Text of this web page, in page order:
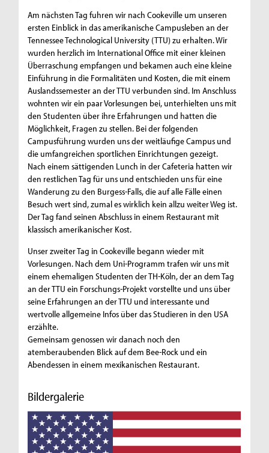
Am nächsten Tag fuhren wir nach Cookeville um unseren
ersten Einblick in das amerikanische Campusleben an der
Tennessee Technological University (TTU) zu erhalten. Wir
wurden herzlich im International Office mit einer kleinen
Überraschung empfangen und bekamen auch eine kleine
Einführung in die Formalitäten und Kosten, die mit einem
Auslandssemester an der TTU verbunden sind. Im Anschluss
wohnten wir ein paar Vorlesungen bei, unterhielten uns mit
den Studenten über ihre Erfahrungen und hatten die
Möglichkeit, Fragen zu stellen. Bei der folgenden
Campusführung wurden uns der weitläufige Campus und
die umfangreichen sportlichen Einrichtungen gezeigt.
Nach einem sättigenden Lunch in der Cafeteria hatten wir
den restlichen Tag für uns und entschieden uns für eine
Wanderung zu den Burgess-Falls, die auf alle Fälle einen
Besuch wert sind, zumal es wirklich kein allzu weiter Weg ist.
Der Tag fand seinen Abschluss in einem Restaurant mit
klassisch amerikanischer Kost.
Unser zweiter Tag in Cookeville begann wieder mit
Vorlesungen. Nach dem Uni-Programm trafen wir uns mit
einem ehemaligen Studenten der TH-Köln, der an dem Tag
an der TTU ein Forschungs-Projekt vorstellte und uns über
seine Erfahrungen an der TTU und interessante und
wertvolle allgemeine Infos über das Studieren in den USA
erzählte.
Gemeinsam genossen wir danach noch den
atemberaubenden Blick auf dem Bee-Rock und ein
Abendessen in einem mexikanischen Restaurant.
Bildergalerie